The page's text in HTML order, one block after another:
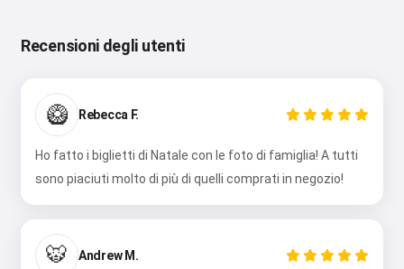
Recensioni degli utenti
🥝 Rebecca F.
Ho fatto i biglietti di Natale con le foto di famiglia! A tutti
sono piaciuti molto di più di quelli comprati in negozio!
🐯 Andrew M.